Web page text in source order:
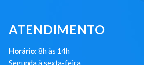
ATENDIMENTO
Horário: 8h às 14h
Segunda à sexta-feira